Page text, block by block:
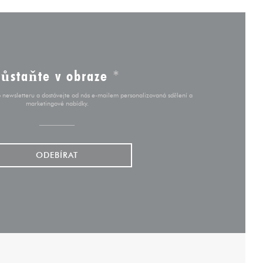
v obraze *
newsletteru a dostávejte od nás e-mailem personalizovaná sdělení a
marketingové nabídky.
ODEBÍRAT